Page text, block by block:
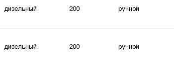
дизельный 200 ручной
дизельный 200 ручной